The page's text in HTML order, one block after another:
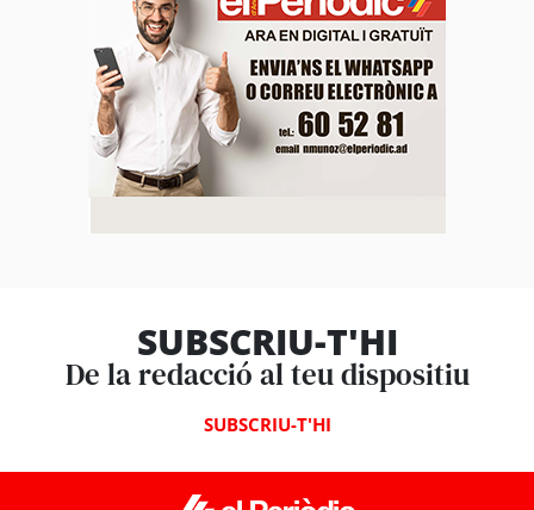
SUBSCRIU-T'HI
De la redacció al teu dispositiu
SUBSCRIU-T'HI